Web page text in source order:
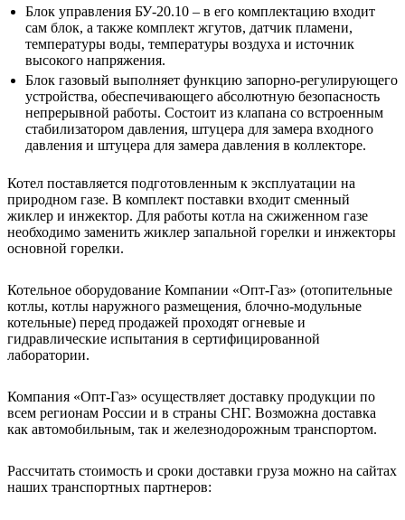
Блок управления БУ-20.10 – в его комплектацию входит
сам блок, а также комплект жгутов, датчик пламени,
температуры воды, температуры воздуха и источник
высокого напряжения.
Блок газовый выполняет функцию запорно-регулирующего
устройства, обеспечивающего абсолютную безопасность
непрерывной работы. Состоит из клапана со встроенным
стабилизатором давления, штуцера для замера входного
давления и штуцера для замера давления в коллекторе.
Котел поставляется подготовленным к эксплуатации на
природном газе. В комплект поставки входит сменный
жиклер и инжектор. Для работы котла на сжиженном газе
необходимо заменить жиклер запальной горелки и инжекторы
основной горелки.
Котельное оборудование Компании «Опт-Газ» (отопительные
котлы, котлы наружного размещения, блочно-модульные
котельные) перед продажей проходят огневые и
гидравлические испытания в сертифицированной
лаборатории.
Компания «Опт-Газ» осуществляет доставку продукции по
всем регионам России и в страны СНГ. Возможна доставка
как автомобильным, так и железнодорожным транспортом.
Рассчитать стоимость и сроки доставки груза можно на сайтах
наших транспортных партнеров: